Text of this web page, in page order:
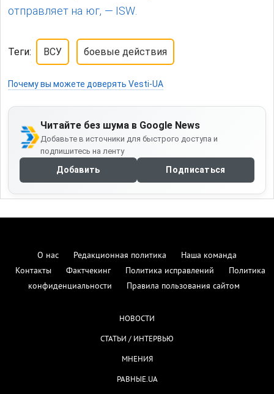
отправляет на юг, — ISW.
Теги: ВСУ боевые действия
Почему вы можете доверять Vesti-UA
Читайте без шума в Google News
Добавьте в источники для быстрого доступа и
подпишитесь на ленту
Добавить Подписаться
О нас Редакционная политика
Наша команда
Контакты
Фактчекинг Политика исправлений
Политика
конфиденциальности
Правила пользования сайтом
НОВОСТИ
СТАТЬИ / ИНТЕРВЬЮ
МНЕНИЯ
РАВНЫЕ.UA